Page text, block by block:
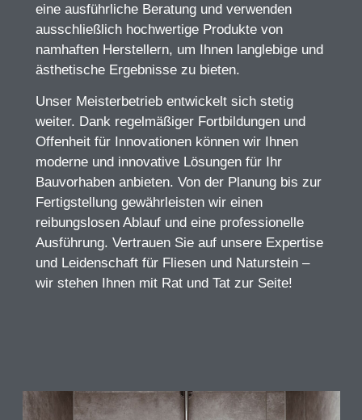
eine ausführliche Beratung und verwenden
ausschließlich hochwertige Produkte von
namhaften Herstellern, um Ihnen langlebige und
ästhetische Ergebnisse zu bieten.
Unser Meisterbetrieb entwickelt sich stetig
weiter. Dank regelmäßiger Fortbildungen und
Offenheit für Innovationen können wir Ihnen
moderne und innovative Lösungen für Ihr
Bauvorhaben anbieten. Von der Planung bis zur
Fertigstellung gewährleisten wir einen
reibungslosen Ablauf und eine professionelle
Ausführung. Vertrauen Sie auf unsere Expertise
und Leidenschaft für Fliesen und Naturstein –
wir stehen Ihnen mit Rat und Tat zur Seite!